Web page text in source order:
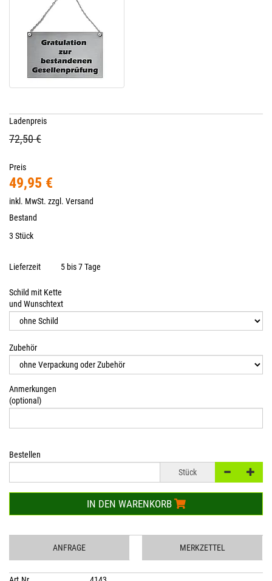
Ladenpreis
72,50 €
Preis
49,95 €
inkl. MwSt. zzgl. Versand
Bestand
3 Stück
Lieferzeit 5 bis 7 Tage
Schild mit Kette
und Wunschtext
Zubehör
Anmerkungen
(optional)
Bestellen
Stück
IN DEN WARENKORB
ANFRAGE MERKZETTEL